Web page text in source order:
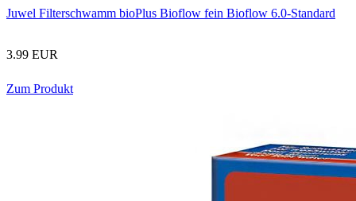
Juwel Filterschwamm bioPlus Bioflow fein Bioflow 6.0-Standard
3.99 EUR
Zum Produkt